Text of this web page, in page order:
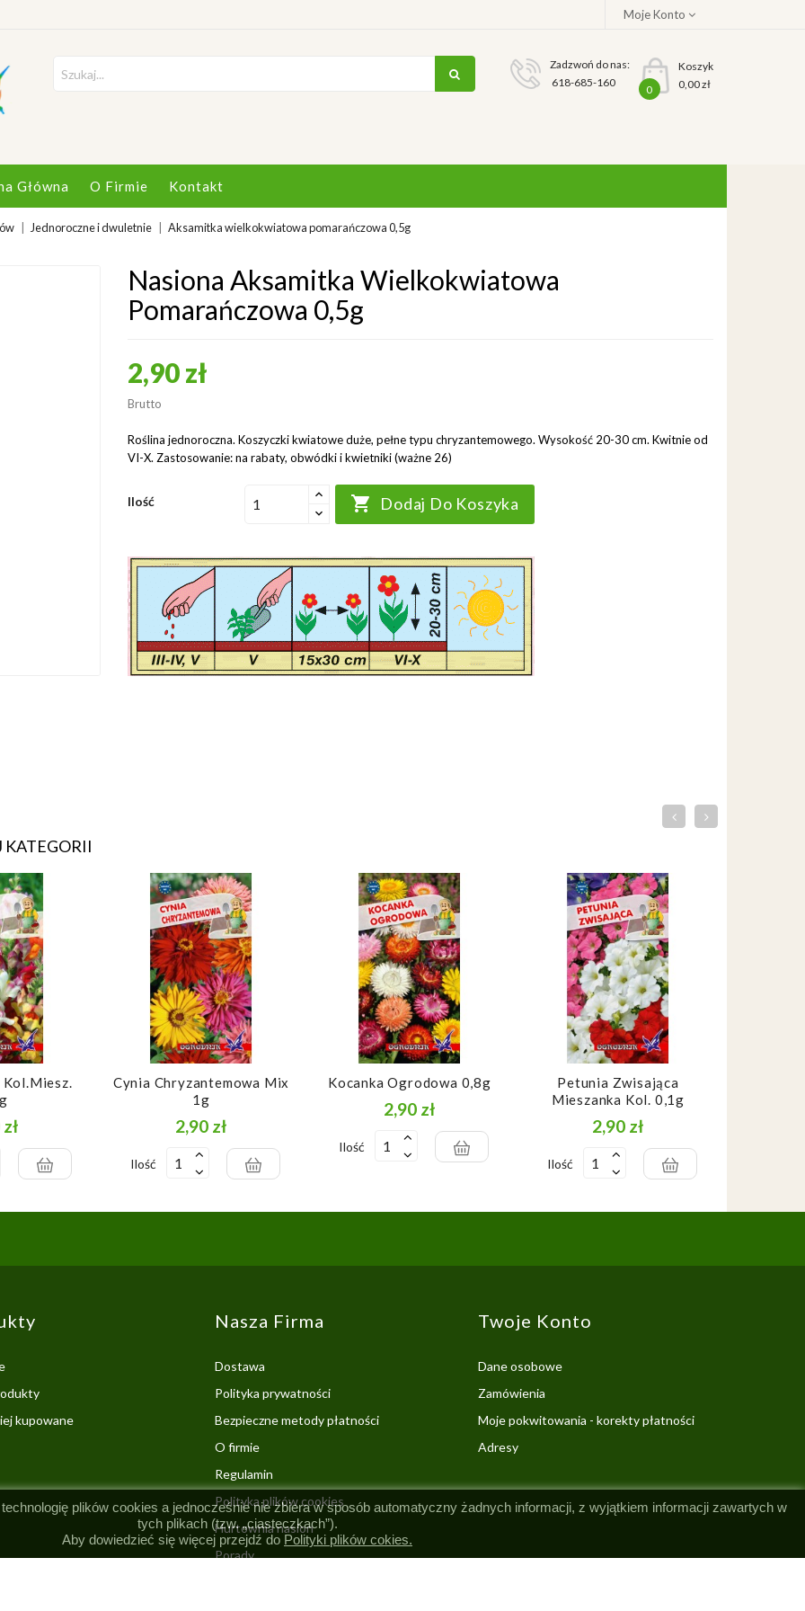
Moje Konto
Zadzwoń do nas:
618-685-160
Koszyk
0
0,00 zł
Główna O Firmie Kontakt
Jednoroczne i dwuletnie Aksamitka wielkokwiatowa pomarańczowa 0,5g
Nasiona Aksamitka Wielkokwiatowa
Pomarańczowa 0,5g
2,90 zł
Brutto
Roślina jednoroczna. Koszyczki kwiatowe duże, pełne typu chryzantemowego. Wysokość 20-30 cm. Kwitnie od
VI-X. Zastosowanie: na rabaty, obwódki i kwietniki (ważne 26)
Ilość  Dodaj Do Koszyka
KATEGORII
Kol.miesz.
Cynia Chryzantemowa Mix
1g
2,90 zł
Ilość
Kocanka Ogrodowa 0,8g
2,90 zł
Ilość
Petunia Zwisająca
Mieszanka Kol. 0,1g
2,90 zł
Ilość
kupowane
Nasza Firma
Dostawa
Polityka prywatności
Bezpieczne metody płatności
O firmie
Regulamin
Polityka plików cookies
Hurtownia nasion
Porady
Twoje Konto
Dane osobowe
Zamówienia
Moje pokwitowania - korekty płatności
Adresy
plików cookies a jednocześnie nie zbiera w sposób automatyczny żadnych informacji, z wyjątkiem informacji zawartych w
tych plikach (tzw. „ciasteczkach”).
Aby dowiedzieć się więcej przejdź do Polityki plików cokies.